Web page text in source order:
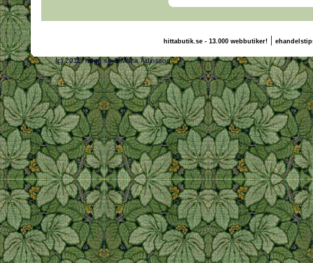
hittabutik.se - 13.000 webbutiker!|
(c) 2011, nogg.se & Malte Ådinsson